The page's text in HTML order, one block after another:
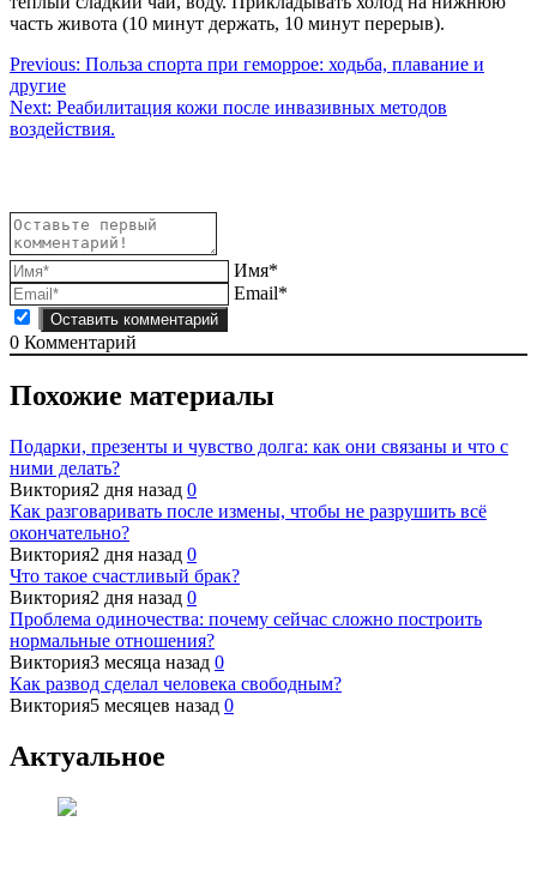
часть живота (10 минут держать, 10 минут перерыв).
Навигация
по
записям
Previous: Польза спорта при геморрое: ходьба, плавание и
другие
Next: Реабилитация кожи после инвазивных методов
воздействия.
Имя*
Email*
0 Комментарий
Похожие материалы
Подарки, презенты и чувство долга: как они связаны и что с
ними делать?
Виктория2 дня назад 0
Как разговаривать после измены, чтобы не разрушить всё
окончательно?
Виктория2 дня назад 0
Что такое счастливый брак?
Виктория2 дня назад 0
Проблема одиночества: почему сейчас сложно построить
нормальные отношения?
Виктория3 месяца назад 0
Как развод сделал человека свободным?
Виктория5 месяцев назад 0
Актуальное